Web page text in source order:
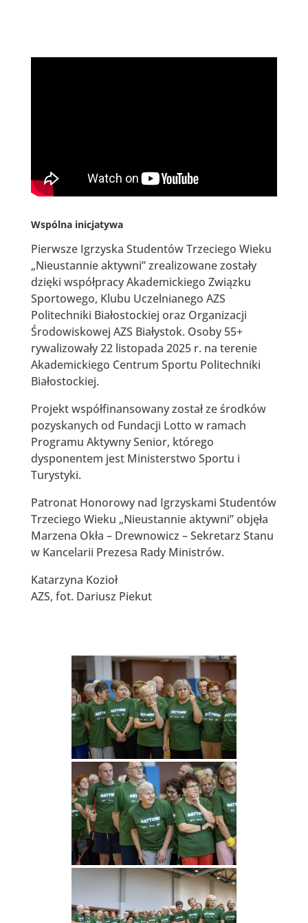
Wspólna inicjatywa
Pierwsze Igrzyska Studentów Trzeciego Wieku
„Nieustannie aktywni” zrealizowane zostały
dzięki współpracy Akademickiego Związku
Sportowego, Klubu Uczelnianego AZS
Politechniki Białostockiej oraz Organizacji
Środowiskowej AZS Białystok. Osoby 55+
rywalizowały 22 listopada 2025 r. na terenie
Akademickiego Centrum Sportu Politechniki
Białostockiej.
Projekt współfinansowany został ze środków
pozyskanych od Fundacji Lotto w ramach
Programu Aktywny Senior, którego
dysponentem jest Ministerstwo Sportu i
Turystyki.
Patronat Honorowy nad Igrzyskami Studentów
Trzeciego Wieku „Nieustannie aktywni” objęła
Marzena Okła – Drewnowicz – Sekretarz Stanu
w Kancelarii Prezesa Rady Ministrów.
Katarzyna Kozioł
AZS, fot. Dariusz Piekut